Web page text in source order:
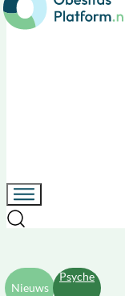
Nieuws
Psyche